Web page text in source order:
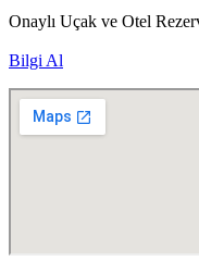
Onaylı Uçak ve Otel
Bilgi Al